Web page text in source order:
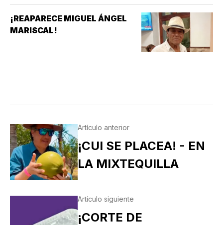
¡REAPARECE MIGUEL ÁNGEL
MARISCAL!
Artículo anterior
¡CUI SE PLACEA! - EN
LA MIXTEQUILLA
Artículo siguiente
¡CORTE DE